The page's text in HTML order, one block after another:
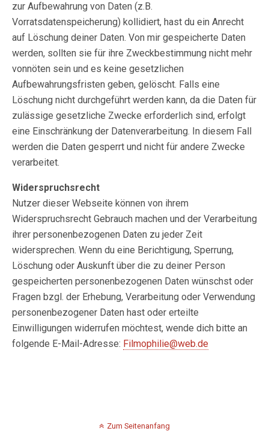
zur Aufbewahrung von Daten (z.B.
Vorratsdatenspeicherung) kollidiert, hast du ein Anrecht
auf Löschung deiner Daten. Von mir gespeicherte Daten
werden, sollten sie für ihre Zweckbestimmung nicht mehr
vonnöten sein und es keine gesetzlichen
Aufbewahrungsfristen geben, gelöscht. Falls eine
Löschung nicht durchgeführt werden kann, da die Daten für
zulässige gesetzliche Zwecke erforderlich sind, erfolgt
eine Einschränkung der Datenverarbeitung. In diesem Fall
werden die Daten gesperrt und nicht für andere Zwecke
verarbeitet.
Widerspruchsrecht
Nutzer dieser Webseite können von ihrem
Widerspruchsrecht Gebrauch machen und der Verarbeitung
ihrer personenbezogenen Daten zu jeder Zeit
widersprechen. Wenn du eine Berichtigung, Sperrung,
Löschung oder Auskunft über die zu deiner Person
gespeicherten personenbezogenen Daten wünschst oder
Fragen bzgl. der Erhebung, Verarbeitung oder Verwendung
personenbezogener Daten hast oder erteilte
Einwilligungen widerrufen möchtest, wende dich bitte an
folgende E-Mail-Adresse: Filmophilie@web.de
Zum Seitenanfang